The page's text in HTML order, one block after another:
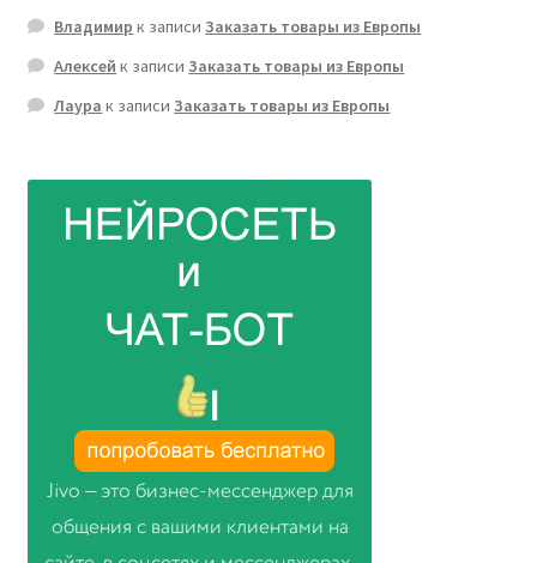
Владимир к записиЗаказать товары из Европы
Алексей к записиЗаказать товары из Европы
Лаура к записиЗаказать товары из Европы